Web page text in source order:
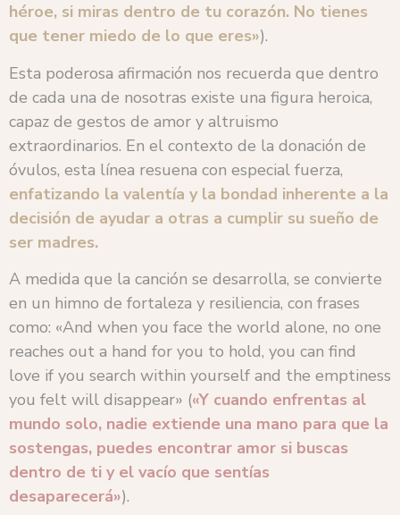
héroe, si miras dentro de tu corazón. No tienes
que tener miedo de lo que eres»).
Esta poderosa afirmación nos recuerda que dentro
de cada una de nosotras existe una figura heroica,
capaz de gestos de amor y altruismo
extraordinarios. En el contexto de la donación de
óvulos, esta línea resuena con especial fuerza,
enfatizando la valentía y la bondad inherente a la
decisión de ayudar a otras a cumplir su sueño de
ser madres.
A medida que la canción se desarrolla, se convierte
en un himno de fortaleza y resiliencia, con frases
como: «And when you face the world alone, no one
reaches out a hand for you to hold, you can find
love if you search within yourself and the emptiness
you felt will disappear» («Y cuando enfrentas al
mundo solo, nadie extiende una mano para que la
sostengas, puedes encontrar amor si buscas
dentro de ti y el vacío que sentías
desaparecerá»).